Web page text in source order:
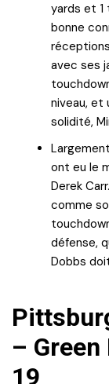
yards et 1
bonne
avec ses
niveau, et
solidité,
ont eu le
Derek
comme
défense,
Dobbs
–
19